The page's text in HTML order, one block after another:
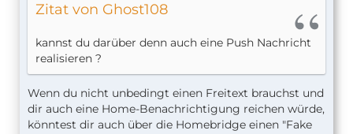
Zitat von Ghost108
kannst du darüber denn auch eine Push Nachricht
realisieren ?
Wenn du nicht unbedingt einen Freitext brauchst und
dir auch eine Home-Benachrichtigung reichen würde,
könntest dir auch über die Homebridge einen "Fake